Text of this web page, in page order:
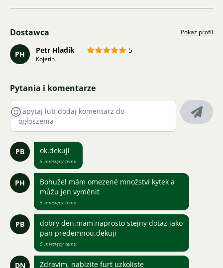
Dostawca Pokaż profil
PH Petr Hladík 5
Kojetín
Pytania i komentarze
PB ok.dekuji
5 miesięcy temu
PH
Bohužel mám omezené množství kytek a
můžu jen vyměnit
5 miesięcy temu
PB
dobry den.mam naprosto stejny dotaz jako
pan predemnou.dekuji
5 miesięcy temu
DN Zdravim, nabizite furt uzkoliste